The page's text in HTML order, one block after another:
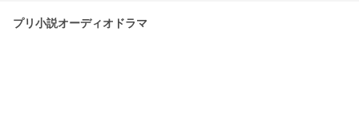
プリ小説オーディオドラマ